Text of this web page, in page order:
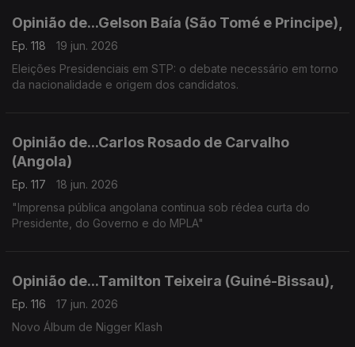
Opinião de...Gelson Baía (São Tomé e Principe),
Ep. 118
19 jun. 2026
Eleições Presidenciais em STP: o debate necessário em torno
da nacionalidade e origem dos candidatos.
Opinião de...Carlos Rosado de Carvalho
(Angola)
Ep. 117
18 jun. 2026
"Imprensa pública angolana continua sob rédea curta do
Presidente, do Governo e do MPLA"
Opinião de...Tamilton Teixeira (Guiné-Bissau),
Ep. 116
17 jun. 2026
Novo Álbum de Nigger Klash